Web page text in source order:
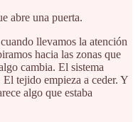
abre una puerta.
llevamos la atención
hacia las zonas que
cambia. El sistema
tejido empieza a ceder. Y
algo que estaba